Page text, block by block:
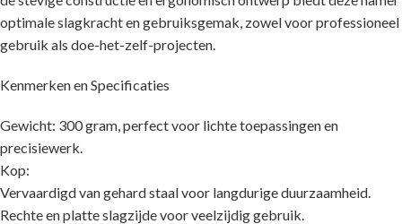
optimale slagkracht en gebruiksgemak, zowel voor professioneel
gebruik als doe-het-zelf-projecten.
Kenmerken en Specificaties
Gewicht: 300 gram, perfect voor lichte toepassingen en
precisiewerk.
Kop:
Vervaardigd van gehard staal voor langdurige duurzaamheid.
Rechte en platte slagzijde voor veelzijdig gebruik.